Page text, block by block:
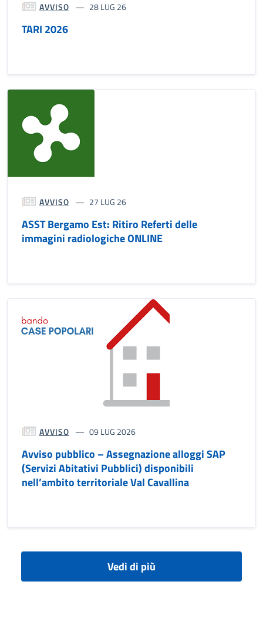
AVVISO 28 LUG 26
TARI 2026
AVVISO 27 LUG 26
ASST Bergamo Est: Ritiro Referti delle
immagini radiologiche ONLINE
AVVISO 09 LUG 2026
Avviso pubblico – Assegnazione alloggi SAP
(Servizi Abitativi Pubblici) disponibili
nell’ambito territoriale Val Cavallina
Vedi di più